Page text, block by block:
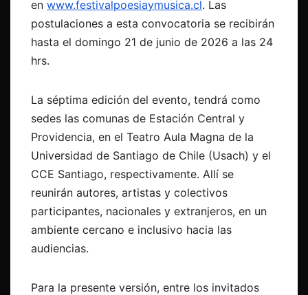
en www.festivalpoesiaymusica.cl. Las
postulaciones a esta convocatoria se recibirán
hasta el domingo 21 de junio de 2026 a las 24
hrs.
La séptima edición del evento, tendrá como
sedes las comunas de Estación Central y
Providencia, en el Teatro Aula Magna de la
Universidad de Santiago de Chile (Usach) y el
CCE Santiago, respectivamente. Allí se
reunirán autores, artistas y colectivos
participantes, nacionales y extranjeros, en un
ambiente cercano e inclusivo hacia las
audiencias.
Para la presente versión, entre los invitados